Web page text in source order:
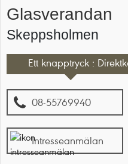
Glasverandan
Skeppsholmen
Ett knapptryck :
08-55769940
Intresseanmälan